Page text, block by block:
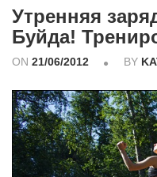
Утренняя
Буйда!
ON 21/06/2012 BY